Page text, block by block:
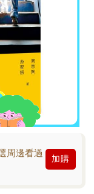
周邊看過
加購